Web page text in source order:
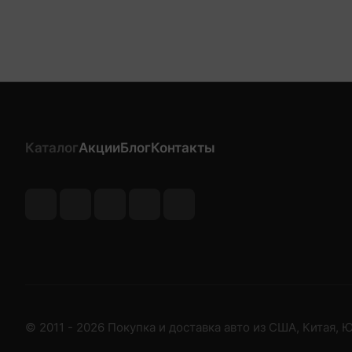
КаталогАкцииБлогКонтакты
© 2011 - 2026 Покупка и доставка авто из США, Китая,